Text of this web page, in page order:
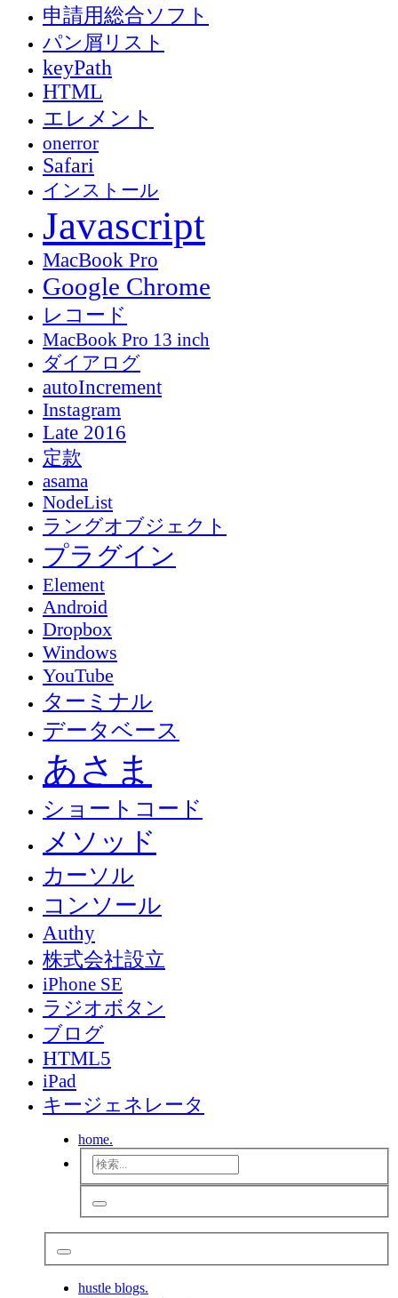
申請用総合ソフト
パン屑リスト
keyPath
HTML
エレメント
onerror
Safari
インストール
Javascript
MacBook Pro
Google Chrome
レコード
MacBook Pro 13 inch
ダイアログ
autoIncrement
Instagram
Late 2016
定款
asama
NodeList
ラングオブジェクト
プラグイン
Element
Android
Dropbox
Windows
YouTube
ターミナル
データベース
あさま
ショートコード
メソッド
カーソル
コンソール
Authy
株式会社設立
iPhone SE
ラジオボタン
ブログ
HTML5
iPad
キージェネレータ
home.
hustle blogs.